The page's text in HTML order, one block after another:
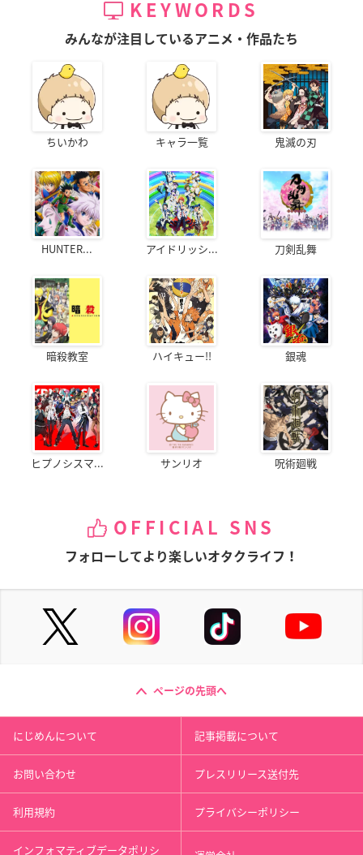
KEYWORDS
みんなが注目しているアニメ・作品たち
ちいかわ キャラ一覧 鬼滅の刃
HUNTER... アイドリッシ... 刀剣乱舞
暗殺教室 ハイキュー!! 銀魂
ヒプノシスマ... サンリオ 呪術廻戦
OFFICIAL SNS
フォローしてより楽しいオタクライフ！
ページの先頭へ
にじめんについて 記事掲載について
お問い合わせ プレスリリース送付先
利用規約 プライバシーポリシー
インフォマティブデータポリシ